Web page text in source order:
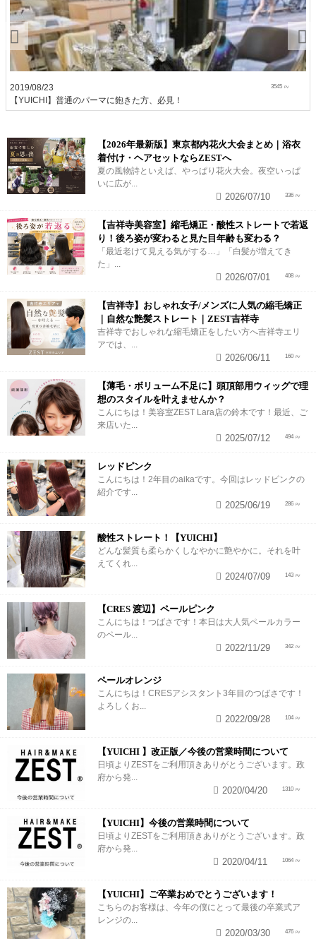
2019/08/23 3545
【YUICHI】普通のパーマに飽きた方、必見！
【2026年最新版】東京都内花火大会まとめ｜浴衣
着付け・ヘアセットならZESTへ
夏の風物詩といえば、やっぱり花火大会。夜空いっぱ
いに広が...
336
2026/07/10
【吉祥寺美容室】縮毛矯正・酸性ストレートで若返
り！後ろ姿が変わると見た目年齢も変わる？
「最近老けて見える気がする…」「白髪が増えてき
た」...
408
2026/07/01
【吉祥寺】おしゃれ女子/メンズに人気の縮毛矯正
｜自然な艶髪ストレート｜ZEST吉祥寺
吉祥寺でおしゃれな縮毛矯正をしたい方へ吉祥寺エリ
アでは、...
160
2026/06/11
【薄毛・ボリューム不足に】頭頂部用ウィッグで理
想のスタイルを叶えませんか？
こんにちは！美容室ZEST Lara店の鈴木です！最近、ご
来店いた...
494
2025/07/12
レッドピンク
こんにちは！2年目のaikaです。今回はレッドピンクの
紹介です...
286
2025/06/19
酸性ストレート！【YUICHI】
どんな髪質も柔らかくしなやかに艶やかに。それを叶
えてくれ...
143
2024/07/09
【CRES 渡辺】ペールピンク
こんにちは！つばさです！本日は大人気ペールカラー
のペール...
342
2022/11/29
ペールオレンジ
こんにちは！CRESアシスタント3年目のつばさです！
よろしくお...
104
2022/09/28
【YUICHI 】改正版／今後の営業時間について
日頃よりZESTをご利用頂きありがとうございます。政
府から発...
1310
2020/04/20
【YUICHI】今後の営業時間について
日頃よりZESTをご利用頂きありがとうございます。政
府から発...
1064
2020/04/11
【YUICHI】ご卒業おめでとうございます！
こちらのお客様は、今年の僕にとって最後の卒業式ア
レンジの...
476
2020/03/30